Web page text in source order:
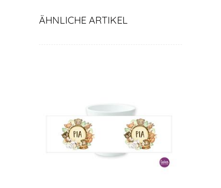
ÄHNLICHE ARTIKEL